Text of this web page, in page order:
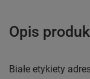
Opis
Białe etykiety